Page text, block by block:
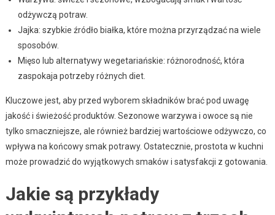
odżywczą potraw.
Jajka: szybkie źródło białka, które można przyrządzać na wiele
sposobów.
Mięso lub alternatywy wegetariańskie: różnorodność, która
zaspokaja potrzeby różnych diet.
Kluczowe jest, aby przed wyborem składników brać pod uwagę
jakość i świeżość produktów. Sezonowe warzywa i owoce są nie
tylko smaczniejsze, ale również bardziej wartościowe odżywczo, co
wpływa na końcowy smak potrawy. Ostatecznie, prostota w kuchni
może prowadzić do wyjątkowych smaków i satysfakcji z gotowania.
Jakie są przykłady